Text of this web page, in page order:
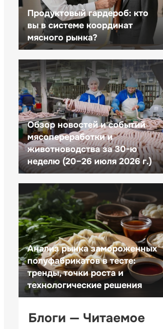
Продуктовый гардероб: кто
вы в системе координат
мясного рынка?
Обзор новостей и событий
мясопереработки и
животноводства за 30-ю
неделю (20–26 июля 2026 г.)
Анализ рынка замороженных
полуфабрикатов в тесте:
тренды, точки роста и
технологические решения
Блоги — Читаемое